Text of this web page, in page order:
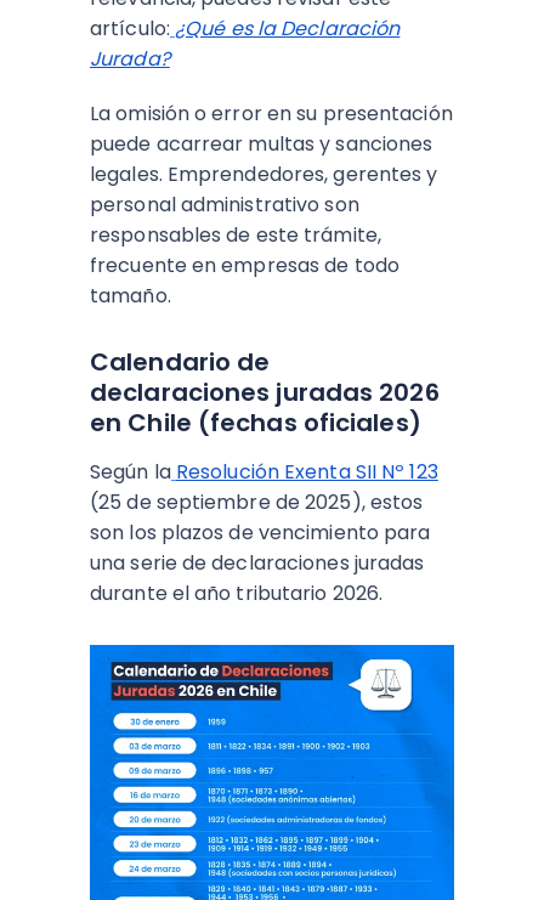
artículo: ¿Qué es la Declaración
Jurada?
La omisión o error en su presentación
puede acarrear multas y sanciones
legales. Emprendedores, gerentes y
personal administrativo son
responsables de este trámite,
frecuente en empresas de todo
tamaño.
Calendario de
declaraciones juradas 2026
en Chile (fechas oficiales)
Según la Resolución Exenta SII Nº 123
(25 de septiembre de 2025), estos
son los plazos de vencimiento para
una serie de declaraciones juradas
durante el año tributario 2026.